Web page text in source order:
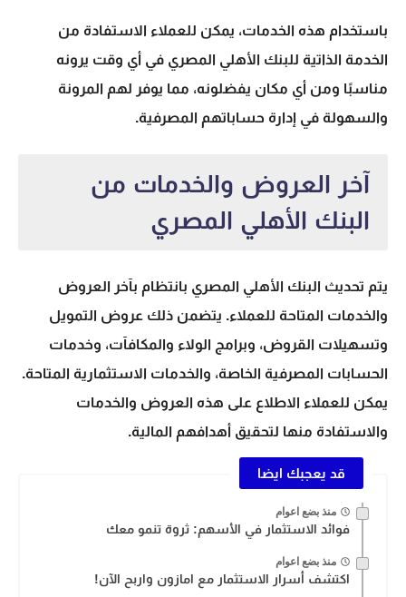
باستخدام هذه الخدمات، يمكن للعملاء الاستفادة من
الخدمة الذاتية للبنك الأهلي المصري في أي وقت يرونه
مناسبًا ومن أي مكان يفضلونه، مما يوفر لهم المرونة
والسهولة في إدارة حساباتهم المصرفية.
آخر العروض والخدمات من
البنك الأهلي المصري
يتم تحديث البنك الأهلي المصري بانتظام بآخر العروض
والخدمات المتاحة للعملاء. يتضمن ذلك عروض التمويل
وتسهيلات القروض، وبرامج الولاء والمكافآت، وخدمات
الحسابات المصرفية الخاصة، والخدمات الاستثمارية المتاحة.
يمكن للعملاء الاطلاع على هذه العروض والخدمات
والاستفادة منها لتحقيق أهدافهم المالية.
قد يعجبك ايضا
منذ بضع اعوام
فوائد الاستثمار في الأسهم: ثروة تنمو معك
منذ بضع اعوام
اكتشف أسرار الاستثمار مع امازون واربح الآن!